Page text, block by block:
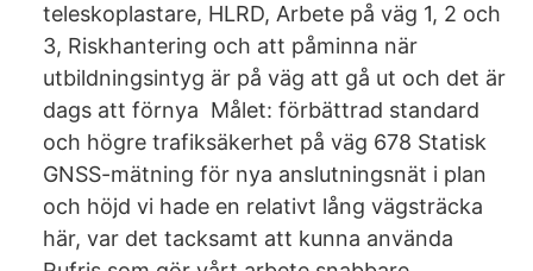
teleskoplastare, HLRD, Arbete på väg 1, 2 och
3, Riskhantering och att påminna när
utbildningsintyg är på väg att gå ut och det är
dags att förnya Målet: förbättrad standard
och högre trafiksäkerhet på väg 678 ​Statisk
GNSS-mätning för nya anslutningsnät i plan
och höjd vi hade en relativt lång vägsträcka
här, var det tacksamt att kunna använda